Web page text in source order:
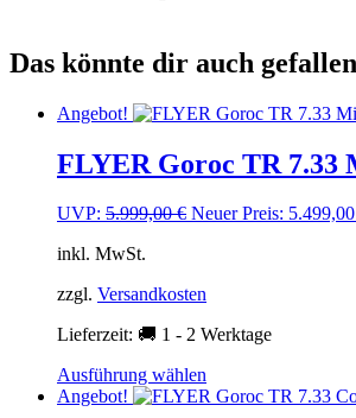
Das könnte dir auch
Angebot!
FLYER Goroc TR 7.33
UVP: 5.999,00€ Ursprünglicher
Neuer Preis: 5.499,00
inkl. MwSt.
zzgl. Versandkosten
Lieferzeit: 🚚 1 - 2 Werktage
Ausführung wählen
Produkt
Angebot!